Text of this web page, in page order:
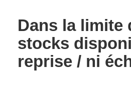
Dans la limite
stocks
reprise / ni